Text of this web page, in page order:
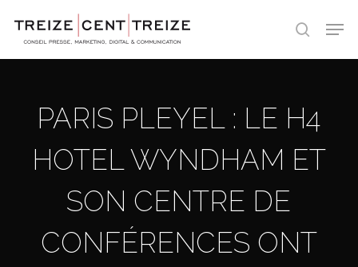
search
PARIS PLEYEL : LE H4
HOTEL WYNDHAM ET
SON CENTRE DE
CONFÉRENCES ONT